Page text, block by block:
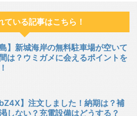
ている記事はこちら！
島】新城海岸の無料駐車場が空いて
は？ウミガメに会えるポイントを
bZ4X】注文しました！納期は？補
しない？充電設備はどうする？